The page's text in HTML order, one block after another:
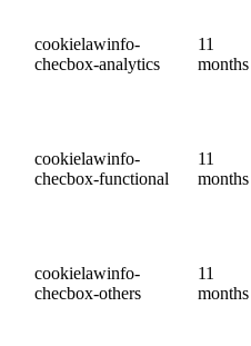
cookielawinfo-
checbox-analytics
11
months
cookielawinfo-
checbox-functional
11
months
cookielawinfo-
checbox-others
11
months